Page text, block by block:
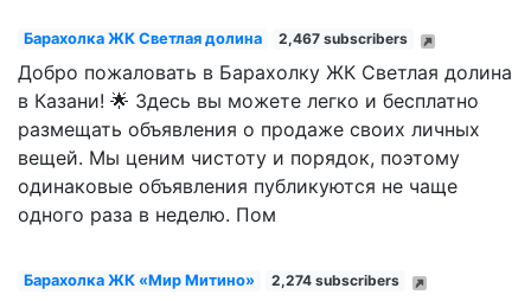
Барахолка ЖК Светлая долина 2,467 subscribers
Добро пожаловать в Барахолку ЖК Светлая долина
в Казани! 🌟 Здесь вы можете легко и бесплатно
размещать объявления о продаже своих личных
вещей. Мы ценим чистоту и порядок, поэтому
одинаковые объявления публикуются не чаще
одного раза в неделю. Пом
Барахолка ЖК «Мир Митино» 2,274 subscribers